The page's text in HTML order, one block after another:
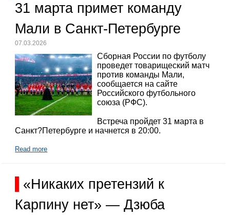
31 марта примет команду
Мали в Санкт-Петербурге
07.03.2026
Сборная России по футболу
проведет товарищеский матч
против команды Мали,
сообщается на сайте
Российского футбольного
союза (РФС).
Встреча пройдет 31 марта в
Санкт?Петербурге и начнется в 20:00.
Read more
«Никаких претензий к
Карпину нет» — Дзюба